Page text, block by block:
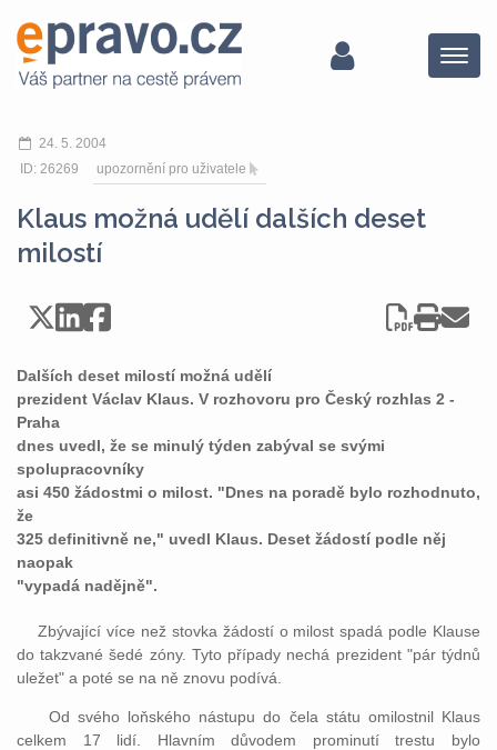
Menu
24. 5. 2004
ID: 26269
upozornění pro uživatele
Klaus možná udělí dalších deset
milostí
Dalších deset milostí možná udělí
prezident Václav Klaus. V rozhovoru pro Český rozhlas 2 -
Praha
dnes uvedl, že se minulý týden zabýval se svými
spolupracovníky
asi 450 žádostmi o milost. "Dnes na poradě bylo rozhodnuto,
že
325 definitivně ne," uvedl Klaus. Deset žádostí podle něj
naopak
"vypadá nadějně".
Zbývající více než stovka žádostí o milost spadá podle Klause
do takzvané šedé zóny. Tyto případy nechá prezident "pár týdnů
uležet" a poté se na ně znovu podívá.
Od svého loňského nástupu do čela státu omilostnil Klaus
celkem 17 lidí. Hlavním důvodem prominutí trestu bylo